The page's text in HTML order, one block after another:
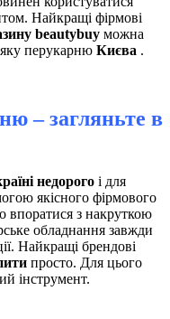
Найкращі фірмові
beautybuy можна
перукарню Києва .
– загляньте в
недорого і для
якісного фірмового
впоратися з накруткою
обладнання завжди
Найкращі брендові
просто. Для цього
інструмент.